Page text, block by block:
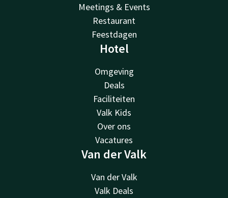
Meetings & Events
Restaurant
Feestdagen
Hotel
Omgeving
Deals
Faciliteiten
Valk Kids
Over ons
Vacatures
Van der Valk
Van der Valk
Valk Deals